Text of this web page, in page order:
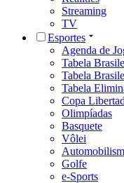
Streaming
TV
Esportes
Agenda de
Tabela
Tabela
Tabela
Copa
Olimpíadas
Basquete
Vôlei
Golfe
e-Sports